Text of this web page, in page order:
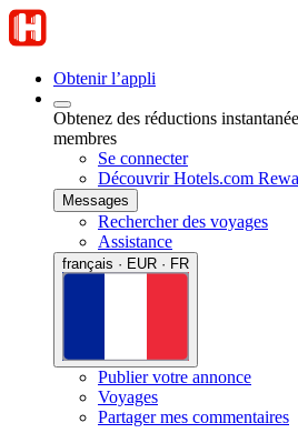
Obtenir l’appli
Obtenez des réductions
membres
Se connecter
Découvrir Hotels.com
Messages
Rechercher des voyages
Assistance
français · EUR · FR
Publier votre annonce
Voyages
Partager mes commentaires